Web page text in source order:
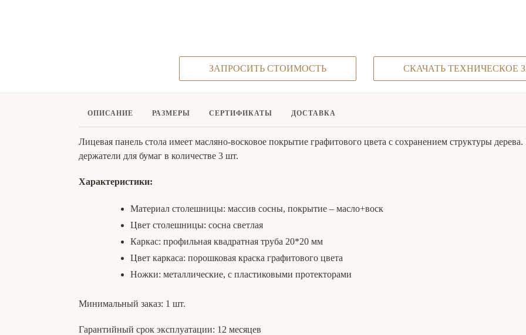
ЗАПРОСИТЬ СТОИМОСТЬ СКАЧАТЬ ТЕХНИЧЕСКОЕ
ОПИСАНИЕ РАЗМЕРЫ СЕРТИФИКАТЫ ДОСТАВКА
Лицевая панель стола имеет масляно-восковое покрытие графитового цвета с сохранением структуры
держатели для бумаг в количестве 3 шт.
Характеристики:
Материал столешницы: массив сосны, покрытие – масло+воск
Цвет столешницы: сосна светлая
Каркас: профильная квадратная труба 20*20 мм
Цвет каркаса: порошковая краска графитового цвета
Ножки: металлические, с пластиковыми протекторами
Минимальный заказ: 1 шт.
Гарантийный срок эксплуатации: 12 месяцев